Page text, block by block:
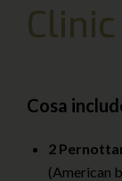
Cosa
2
(American